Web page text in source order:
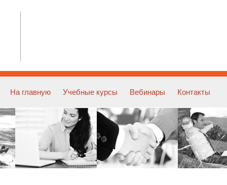
На главную Учебные курсы Вебинары Контакты